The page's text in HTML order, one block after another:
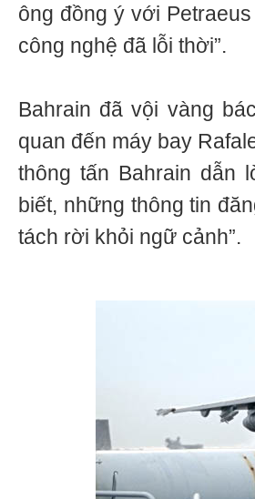
ông đồng ý với
công nghệ đã lỗi thời”.
Bahrain đã vội vàng
quan đến máy bay
thông tấn Bahrain dẫn
biết, những thông tin
tách rời khỏi ngữ cảnh”.